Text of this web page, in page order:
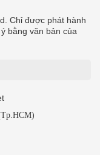
Chỉ được phát hành
bằng văn bản của